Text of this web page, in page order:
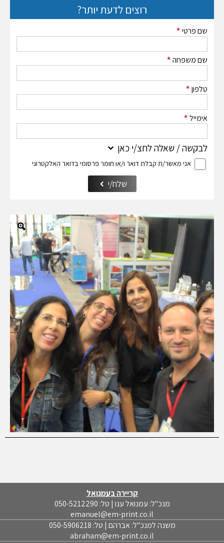
רוצים לדעת יותר?
שם פרטי*
שם משפחה*
טלפון*
אימייל*
לבקשה / שאלה לחצ/י כאן
אני מאשר/ת קבלת דואר ו/או חומר פרסומי בדואר האלקטרוני
שלח/י
קריירה בעמנואל
מנכ"ל: עמנואל ענו | טל: 050-5212290
emanuel@em-print.co.il
משנה למנכ"ל: אברהם | טל: 050-5906218
abraham@em-print.co.il